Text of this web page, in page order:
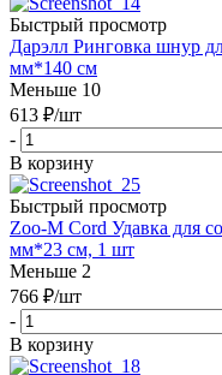
Быстрый просмотр
Дарэлл Ринговка шнур
мм*140 см
Меньше 10
613 ₽/шт
-
В корзину
Быстрый просмотр
Zoo-M Cord Удавка для
мм*23 см, 1 шт
Меньше 2
766 ₽/шт
-
В корзину